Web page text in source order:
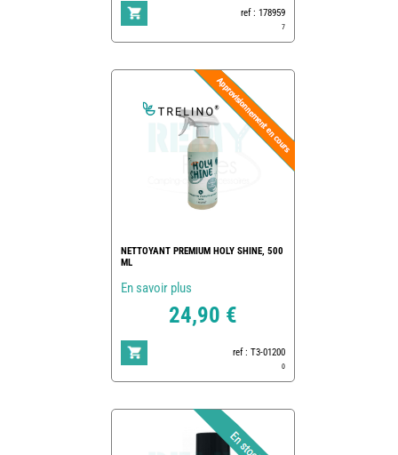
ref : 178959
7
NETTOYANT PREMIUM HOLY SHINE, 500
ML
En savoir plus
24,90 €
ref : T3-01200
0